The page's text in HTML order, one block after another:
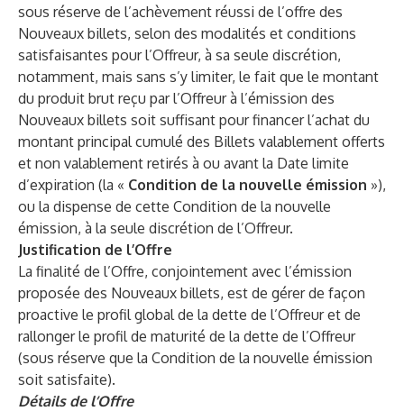
sous réserve de l’achèvement réussi de l’offre des
Nouveaux billets, selon des modalités et conditions
satisfaisantes pour l’Offreur, à sa seule discrétion,
notamment, mais sans s’y limiter, le fait que le montant
du produit brut reçu par l’Offreur à l’émission des
Nouveaux billets soit suffisant pour financer l’achat du
montant principal cumulé des Billets valablement offerts
et non valablement retirés à ou avant la Date limite
d’expiration (la « Condition de la nouvelle émission »),
ou la dispense de cette Condition de la nouvelle
émission, à la seule discrétion de l’Offreur.
Justification de l’Offre
La finalité de l’Offre, conjointement avec l’émission
proposée des Nouveaux billets, est de gérer de façon
proactive le profil global de la dette de l’Offreur et de
rallonger le profil de maturité de la dette de l’Offreur
(sous réserve que la Condition de la nouvelle émission
soit satisfaite).
Détails de l’Offre